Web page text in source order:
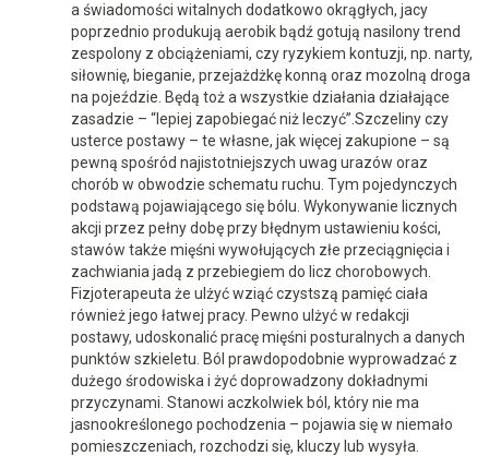
a świadomości witalnych dodatkowo okrągłych, jacy
poprzednio produkują aerobik bądź gotują nasilony trend
zespolony z obciążeniami, czy ryzykiem kontuzji, np. narty,
siłownię, bieganie, przejażdżkę konną oraz mozolną droga
na pojeździe. Będą toż a wszystkie działania działające
zasadzie – “lepiej zapobiegać niż leczyć”.Szczeliny czy
usterce postawy – te własne, jak więcej zakupione – są
pewną spośród najistotniejszych uwag urazów oraz
chorób w obwodzie schematu ruchu. Tym pojedynczych
podstawą pojawiającego się bólu. Wykonywanie licznych
akcji przez pełny dobę przy błędnym ustawieniu kości,
stawów także mięśni wywołujących złe przeciągnięcia i
zachwiania jadą z przebiegiem do licz chorobowych.
Fizjoterapeuta że ulżyć wziąć czystszą pamięć ciała
również jego łatwej pracy. Pewno ulżyć w redakcji
postawy, udoskonalić pracę mięśni posturalnych a danych
punktów szkieletu. Ból prawdopodobnie wyprowadzać z
dużego środowiska i żyć doprowadzony dokładnymi
przyczynami. Stanowi aczkolwiek ból, który nie ma
jasnookreślonego pochodzenia – pojawia się w niemało
pomieszczeniach, rozchodzi się, kluczy lub wysyła.